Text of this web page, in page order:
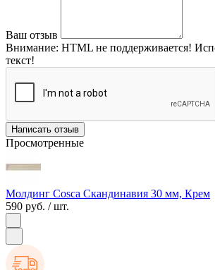
Ваш отзыв
Внимание: HTML не поддерживается!
текст!
Написать отзыв
Просмотренные
Молдинг Cosca Скандинавия 30 мм, Крем
590 руб. / шт.